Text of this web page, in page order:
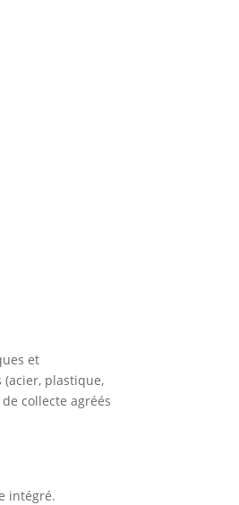
et
(acier, plastique,
collecte agréés
intégré.